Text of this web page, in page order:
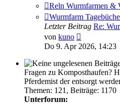
Reln Wurmfarmen &
Wurmfarm
Letzter Beitrag Re:
von kuno
Beitrag
Do 9. Apr 2026, 14:23
Fragen zu Komposthaufen?
Pferdemist der entsorgt
Themen: 121 , Beiträge: 1170
Unterforum: